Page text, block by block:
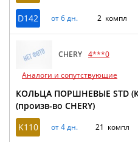
D142 от 6 дн. 2 компл
CHERY 4***0
Аналоги и сопутствующие
КОЛЬЦА ПОРШНЕВЫЕ STD
(произв-во CHERY)
K110
от 4 дн. 21 компл